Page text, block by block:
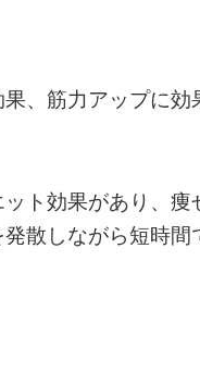
、筋力アップに効
ト効果があり、痩
散しながら短時間